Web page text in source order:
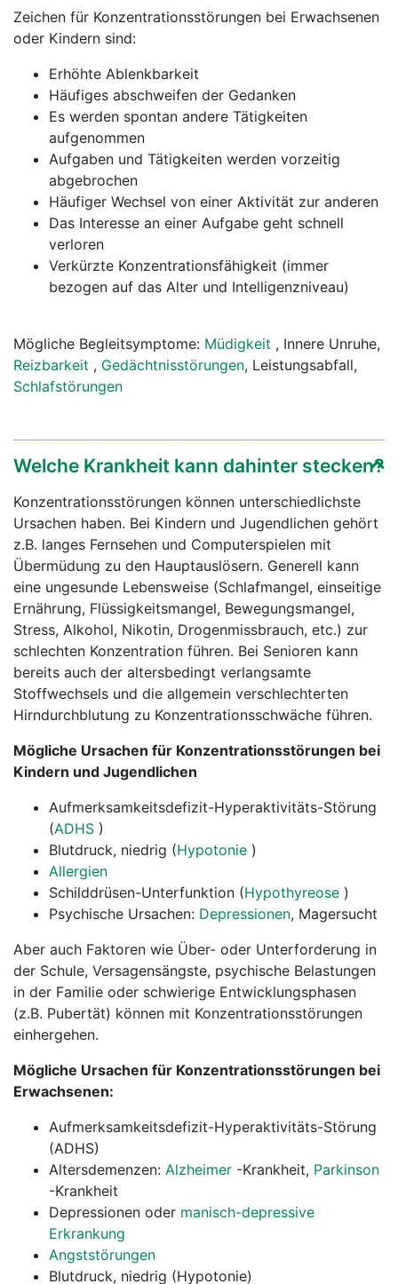
Zeichen für Konzentrationsstörungen bei Erwachsenen
oder Kindern sind:
Erhöhte Ablenkbarkeit
Häufiges abschweifen der Gedanken
Es werden spontan andere Tätigkeiten
aufgenommen
Aufgaben und Tätigkeiten werden vorzeitig
abgebrochen
Häufiger Wechsel von einer Aktivität zur anderen
Das Interesse an einer Aufgabe geht schnell
verloren
Verkürzte Konzentrationsfähigkeit (immer
bezogen auf das Alter und Intelligenzniveau)
Mögliche Begleitsymptome: Müdigkeit , Innere Unruhe,
Reizbarkeit , Gedächtnisstörungen, Leistungsabfall,
Schlafstörungen
Welche Krankheit kann dahinter stecken?
Konzentrationsstörungen können unterschiedlichste
Ursachen haben. Bei Kindern und Jugendlichen gehört
z.B. langes Fernsehen und Computerspielen mit
Übermüdung zu den Hauptauslösern. Generell kann
eine ungesunde Lebensweise (Schlafmangel, einseitige
Ernährung, Flüssigkeitsmangel, Bewegungsmangel,
Stress, Alkohol, Nikotin, Drogenmissbrauch, etc.) zur
schlechten Konzentration führen. Bei Senioren kann
bereits auch der altersbedingt verlangsamte
Stoffwechsels und die allgemein verschlechterten
Hirndurchblutung zu Konzentrationsschwäche führen.
Mögliche Ursachen für Konzentrationsstörungen bei
Kindern und Jugendlichen
Aufmerksamkeitsdefizit-Hyperaktivitäts-Störung
(ADHS )
Blutdruck, niedrig (Hypotonie )
Allergien
Schilddrüsen-Unterfunktion (Hypothyreose )
Psychische Ursachen: Depressionen, Magersucht
Aber auch Faktoren wie Über- oder Unterforderung in
der Schule, Versagensängste, psychische Belastungen
in der Familie oder schwierige Entwicklungsphasen
(z.B. Pubertät) können mit Konzentrationsstörungen
einhergehen.
Mögliche Ursachen für Konzentrationsstörungen bei
Erwachsenen:
Aufmerksamkeitsdefizit-Hyperaktivitäts-Störung
(ADHS)
Altersdemenzen: Alzheimer -Krankheit, Parkinson
-Krankheit
Depressionen oder manisch-depressive
Erkrankung
Angststörungen
Blutdruck, niedrig (Hypotonie)